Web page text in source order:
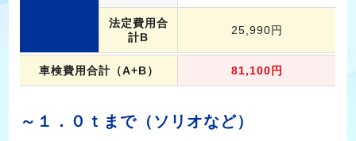
法定費用合
計B
25,990円
車検費用合計（A+B） 81,100円
～１．０ｔまで（ソリオなど）